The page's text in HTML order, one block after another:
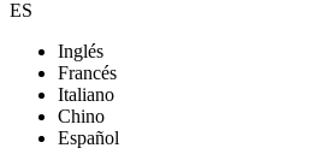
ES
Inglés
Francés
Italiano
Chino
Español